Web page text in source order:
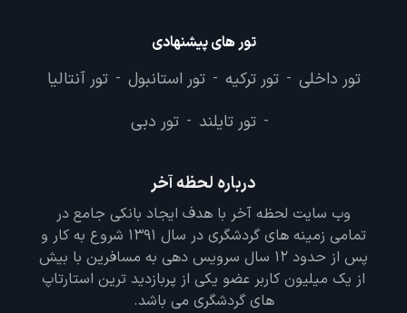
تور های پیشنهادی
تور داخلی - تور ترکیه - تور استانبول - تور آنتالیا
- تور تایلند - تور دبی
درباره لحظه آخر
وب سایت لحظه آخر با هدف ایجاد بانکی جامع در
تمامی زمینه های گردشگری در سال 1391 شروع به کار و
پس از حدود 12 سال سرویس دهی به مسافرین با بیش
از یک میلیون کاربر عضو یکی از پربازدید ترین استارتاپ
های گردشگری می باشد.